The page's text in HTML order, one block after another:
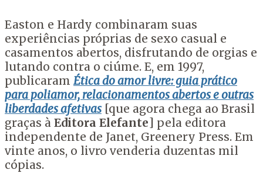
Easton e Hardy combinaram suas
experiências próprias de sexo casual e
casamentos abertos, disfrutando de orgias e
lutando contra o ciúme. E, em 1997,
publicaram Ética do amor livre: guia prático
para poliamor, relacionamentos abertos e outras
liberdades afetivas [que agora chega ao Brasil
graças à Editora Elefante ] pela editora
independente de Janet, Greenery Press. Em
vinte anos, o livro venderia duzentas mil
cópias.